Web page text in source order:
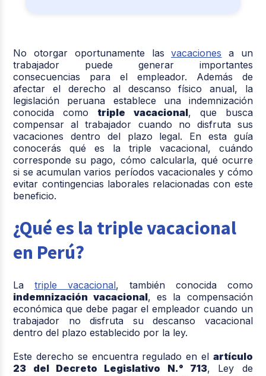
No otorgar oportunamente lasvacaciones a un
trabajador puede generar importantes
consecuencias para el empleador. Además de
afectar el derecho al descanso físico anual, la
legislación peruana establece una indemnización
conocida comotriple vacacional, que busca
compensar al trabajador cuando no disfruta sus
vacaciones dentro del plazo legal. En esta guía
conocerás qué es la triple vacacional, cuándo
corresponde su pago, cómo calcularla, qué ocurre
si se acumulan varios períodos vacacionales y cómo
evitar contingencias laborales relacionadas con este
beneficio.
¿Qué es la triple vacacional
en Perú?
Latriple vacacional, también conocida como
indemnización vacacional, es la compensación
económica que debe pagar el empleador cuando un
trabajador no disfruta su descanso vacacional
dentro del plazo establecido por la ley.
Este derecho se encuentra regulado en el artículo
23 del Decreto Legislativo N.° 713, Ley de